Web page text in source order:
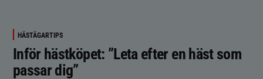
HÄSTÄGARTIPS
Inför hästköpet: ”Leta efter en häst som
passar dig”